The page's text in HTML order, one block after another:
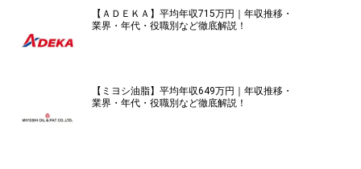
【ＡＤＥＫＡ】平均年収715万円｜年収推移・
業界・年代・役職別など徹底解説！
【ミヨシ油脂】平均年収649万円｜年収推移・
業界・年代・役職別など徹底解説！